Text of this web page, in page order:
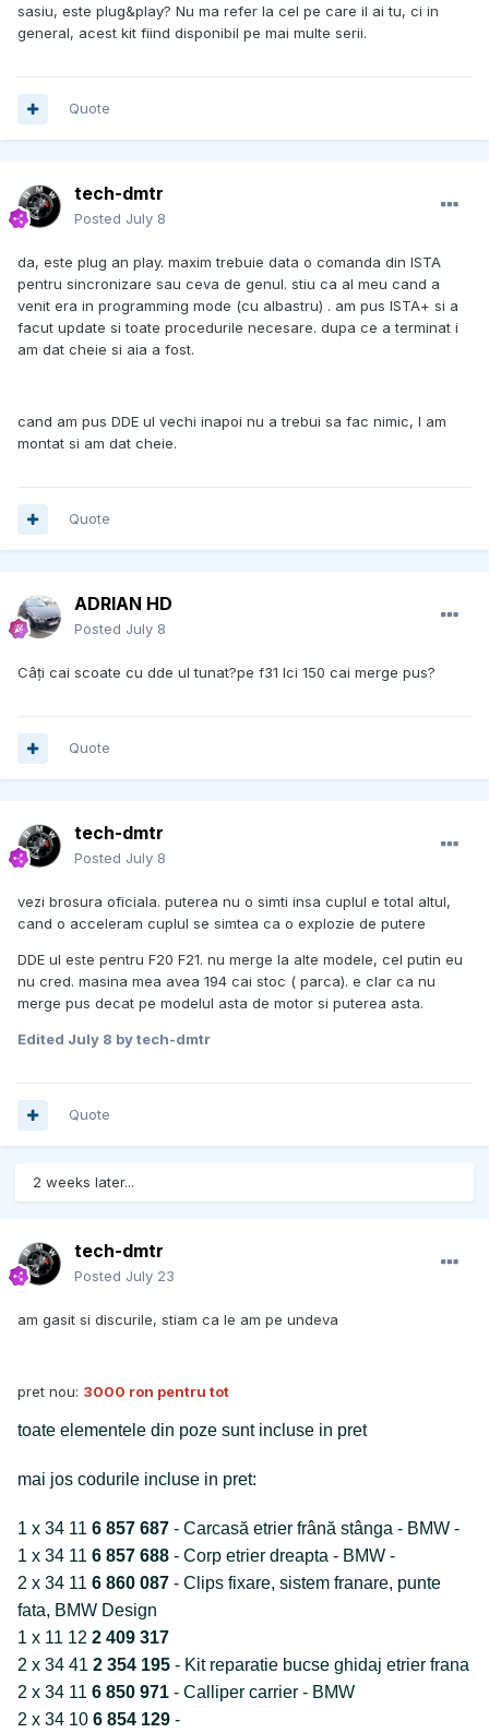
sasiu, este plug&play? Nu ma refer la cel pe care il ai tu, ci in
general, acest kit fiind disponibil pe mai multe serii.
Quote
tech-dmtr
Posted July 8
da, este plug an play. maxim trebuie data o comanda din ISTA
pentru sincronizare sau ceva de genul. stiu ca al meu cand a
venit era in programming mode (cu albastru) . am pus ISTA+ si a
facut update si toate procedurile necesare. dupa ce a terminat i
am dat cheie si aia a fost.
cand am pus DDE ul vechi inapoi nu a trebui sa fac nimic, l am
montat si am dat cheie.
Quote
ADRIAN HD
Posted July 8
Câți cai scoate cu dde ul tunat?pe f31 lci 150 cai merge pus?
Quote
tech-dmtr
Posted July 8
vezi brosura oficiala. puterea nu o simti insa cuplul e total altul,
cand o acceleram cuplul se simtea ca o explozie de putere
DDE ul este pentru F20 F21. nu merge la alte modele, cel putin eu
nu cred. masina mea avea 194 cai stoc ( parca). e clar ca nu
merge pus decat pe modelul asta de motor si puterea asta.
Edited July 8 by tech-dmtr
Quote
2 weeks later...
tech-dmtr
Posted July 23
am gasit si discurile, stiam ca le am pe undeva
pret nou: 3000 ron pentru tot
toate elementele din poze sunt incluse in pret
mai jos codurile incluse in pret:
1 x 34 11 6 857 687 - Carcasă etrier frână stânga - BMW -
1 x 34 11 6 857 688 - Corp etrier dreapta - BMW -
2 x 34 11 6 860 087 - Clips fixare, sistem franare, punte
fata, BMW Design
1 x 11 12 2 409 317
2 x 34 41 2 354 195 - Kit reparatie bucse ghidaj etrier frana
2 x 34 11 6 850 971 - Calliper carrier - BMW
2 x 34 10 6 854 129 -